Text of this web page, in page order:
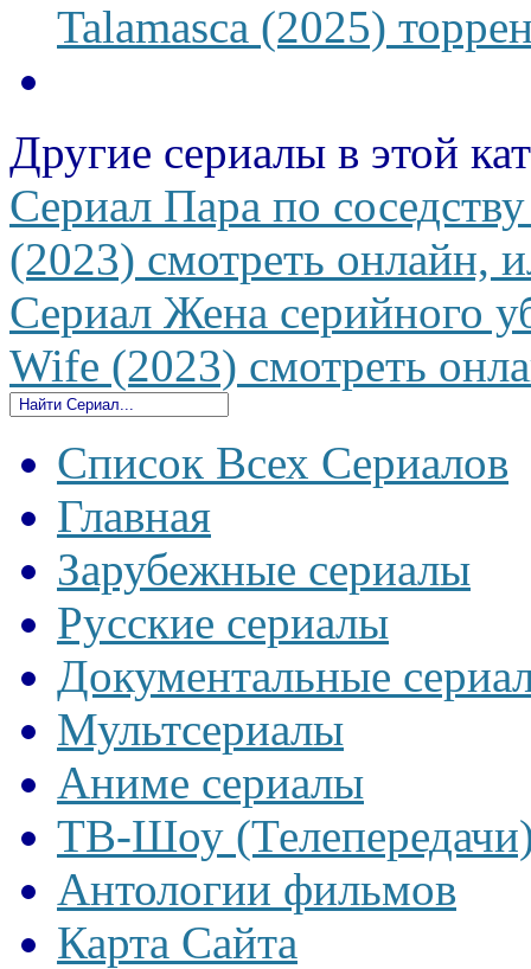
Talamasca (2025)
Другие сериалы в этой
Сериал Пара по
(2023) смотреть онлайн,
Сериал Жена серийного
Wife (2023) смотреть
Список Всех Сериалов
Главная
Зарубежные сериалы
Русские сериалы
Документальные
Мультсериалы
Аниме сериалы
ТВ-Шоу
Антологии фильмов
Карта Сайта